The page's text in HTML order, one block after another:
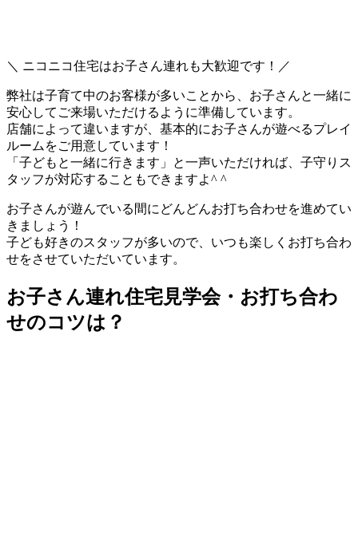
＼ ニコニコ住宅はお子さん連れも大歓迎です！／
弊社は子育て中のお客様が多いことから、お子さんと一緒に
安心してご来場いただけるように準備しています。
店舗によって違いますが、基本的にお子さんが遊べるプレイ
ルームをご用意しています！
「子どもと一緒に行きます」と一声いただければ、子守りス
タッフが対応することもできますよ^ ^
お子さんが遊んでいる間にどんどんお打ち合わせを進めてい
きましょう！
子ども好きのスタッフが多いので、いつも楽しくお打ち合わ
せをさせていただいています。
お子さん連れ住宅見学会・お打ち合わ
せのコツは？